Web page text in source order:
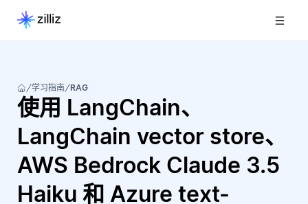
学习指南 RAG
使用 LangChain、
LangChain vector store、
AWS Bedrock Claude 3.5
Haiku 和 Azure text-